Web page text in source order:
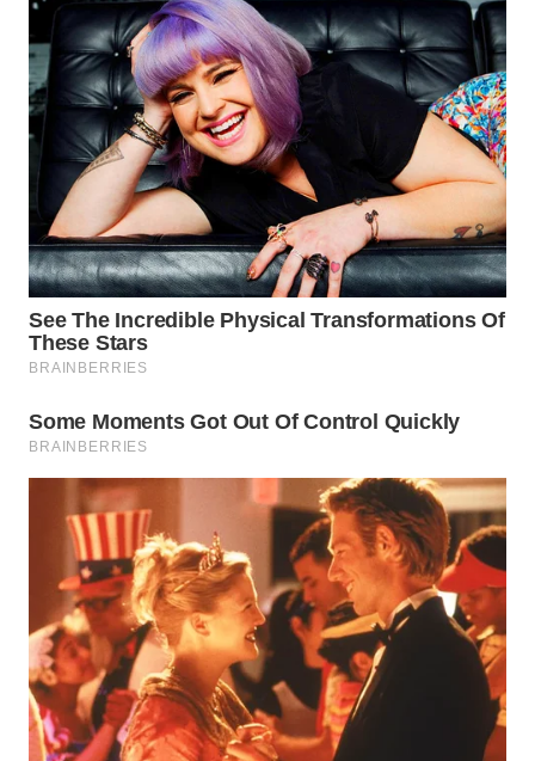
WN
SIMALUNGUN
WN
LABUHANBATU
TAPANULI
TENGAH
WN DELI
SERDANG
TEBING
TINGGI
WN
PAKPAK
WN
KARAWANG
WN
BEKASI